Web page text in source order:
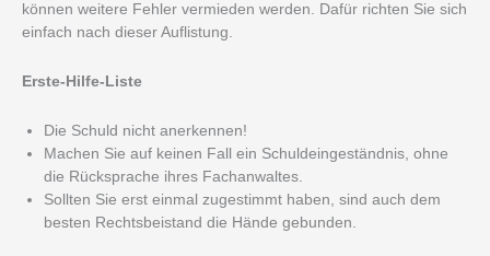
können weitere Fehler vermieden werden. Dafür richten Sie sich
einfach nach dieser Auflistung.
Erste-Hilfe-Liste
Die Schuld nicht anerkennen!
Machen Sie auf keinen Fall ein Schuldeingeständnis, ohne
die Rücksprache ihres Fachanwaltes.
Sollten Sie erst einmal zugestimmt haben, sind auch dem
besten Rechtsbeistand die Hände gebunden.